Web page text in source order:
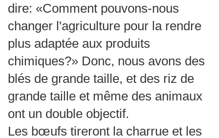
dire: «Comment pouvons-nous
changer l'agriculture pour la rendre
plus adaptée aux produits
chimiques?» Donc, nous avons des
blés de grande taille, et des riz de
grande taille et même des animaux
ont un double objectif.
Les bœufs tireront la charrue et les